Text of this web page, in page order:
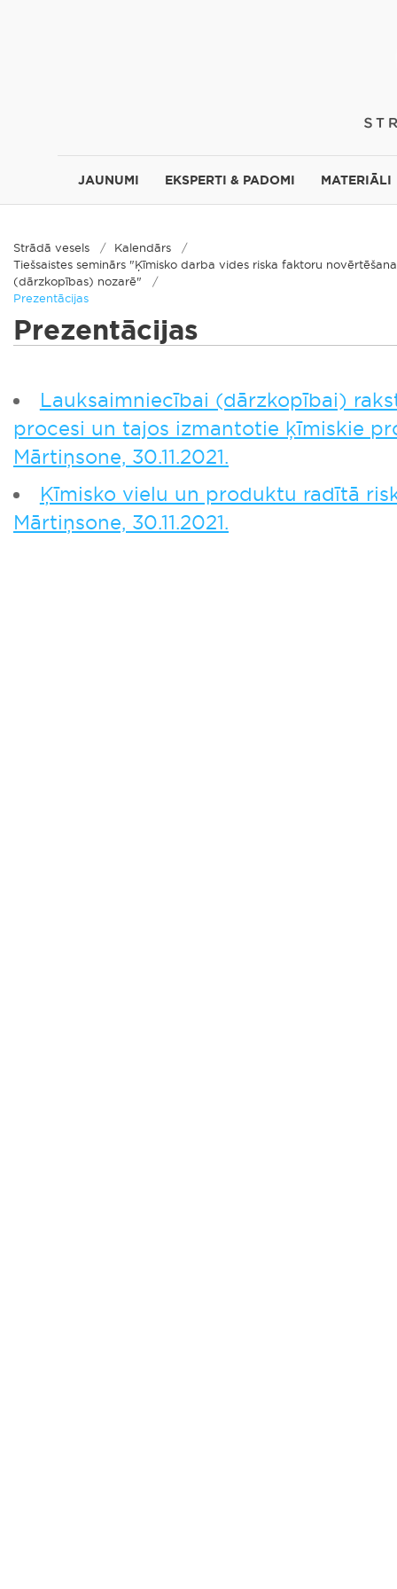
JAUNUMI EKSPERTI & PADOMI MATERIĀLI
Strādā vesels
Kalendārs
Tiešsaistes seminārs "Ķīmisko darba vides riska faktoru
(dārzkopības) nozarē"
Prezentācijas
Prezentācijas
Lauksaimniecībai (dārzkopībai)
procesi un tajos izmantotie ķīmiskie
Mārtiņsone, 30.11.2021.
Ķīmisko vielu un produktu radītā
Mārtiņsone, 30.11.2021.